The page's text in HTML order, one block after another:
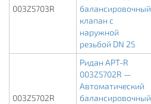
003Z5703R
балансировочный
клапан с
наружной
резьбой DN 25
003Z5702R
Ридан APT-R
003Z5702R —
Автоматический
балансировочный